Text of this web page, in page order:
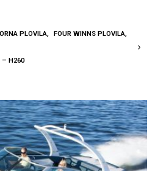
PLOVILA, FOUR WINNS PLOVILA,
– H260